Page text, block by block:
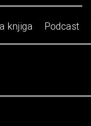
knjiga Podcast